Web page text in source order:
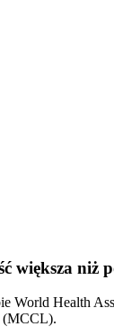
większa niż
World Health
(MCCL).